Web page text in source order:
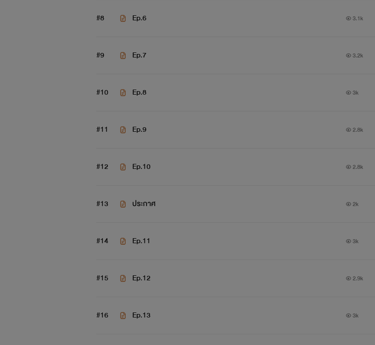
#8 Ep.6 3.1k
#9 Ep.7 3.2k
#10 Ep.8 3k
#11 Ep.9 2.8k
#12 Ep.10 2.8k
#13 ประกาศ 2k
#14 Ep.11 3k
#15 Ep.12 2.9k
#16 Ep.13 3k